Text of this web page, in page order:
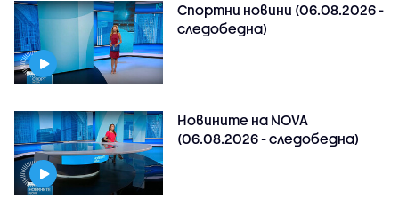
Спортни новини (06.08.2026 -
следобедна)
Новините на NOVA
(06.08.2026 - следобедна)